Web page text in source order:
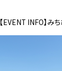
【EVENT INFO】み